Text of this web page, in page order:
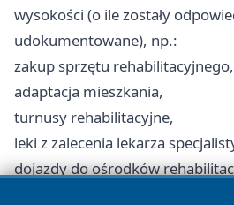
wysokości (o ile zostały
udokumentowane), np.:
zakup sprzętu rehabilitacyjnego,
adaptacja mieszkania,
turnusy rehabilitacyjne,
leki z zalecenia lekarza
dojazdy do ośrodków